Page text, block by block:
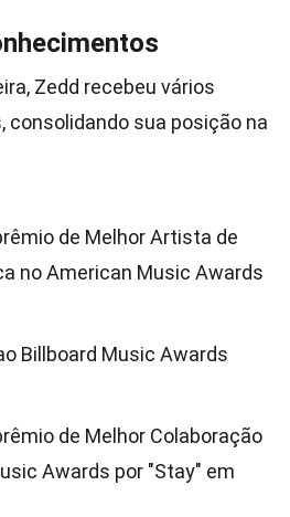
Zedd recebeu vários
consolidando sua posição na
de Melhor Artista de
no American Music Awards
Billboard Music Awards
de Melhor Colaboração
Awards por "Stay" em